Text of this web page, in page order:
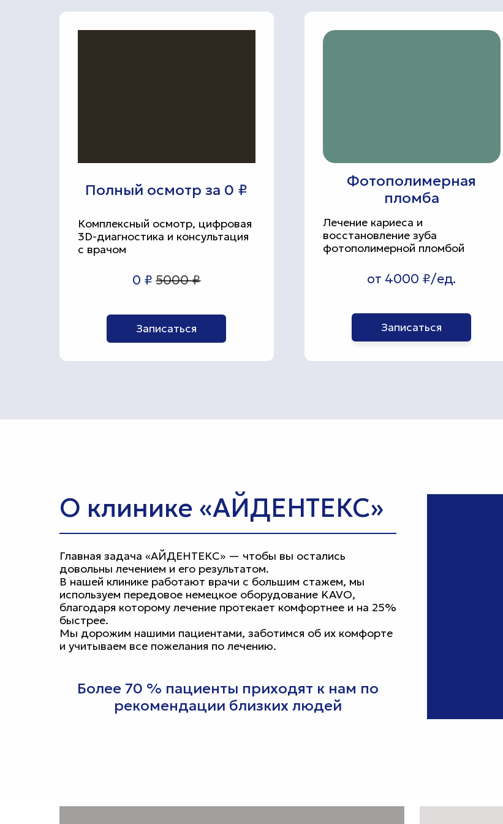
Полный осмотр за 0 ₽
Комплексный осмотр, цифровая
3D-диагностика и консультация
с врачом
0 ₽5000 ₽
Записаться
Фотополимерная
пломба
Лечение кариеса и
восстановление зуба
фотополимерной пломбой
от 4000 ₽/ед.
Записаться
О клинике «АЙДЕНТЕКС»
Главная задача «АЙДЕНТЕКС» — чтобы вы остались
довольны лечением и его результатом.
В нашей клинике работают врачи с большим стажем, мы
используем передовое немецкое оборудование KAVO,
благодаря которому лечение протекает комфортнее и на 25%
быстрее.
Мы дорожим нашими пациентами, заботимся об их комфорте
и учитываем все пожелания по лечению.
Более 70 % пациенты приходят к нам по
рекомендации близких людей